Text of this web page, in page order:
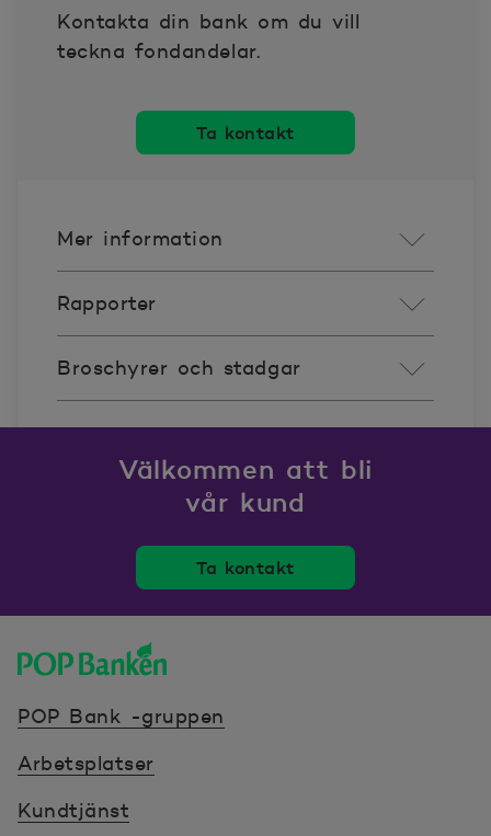
Kontakta din bank om du vill
teckna fondandelar.
Ta kontakt
Mer information
Rapporter
Broschyrer och stadgar
Välkommen att bli
vår kund
Ta kontakt
POP Bank -gruppen
Arbetsplatser
Kundtjänst